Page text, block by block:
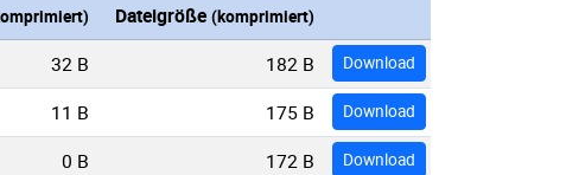
Dateigröße (komprimiert)
32 B 182 B Download
11 B 175 B Download
0 B 172 B Download